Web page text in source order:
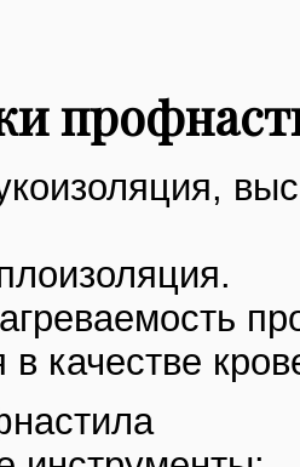
в качестве